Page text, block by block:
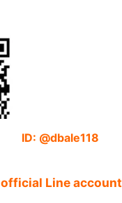
ID: @dbale118
official Line account